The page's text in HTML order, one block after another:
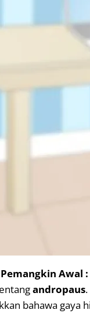
Awal :
andropaus
bahawa gaya